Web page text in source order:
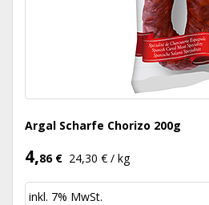
Argal Scharfe Chorizo 200g
4,86 € 24,30 € / kg
inkl. 7% MwSt.